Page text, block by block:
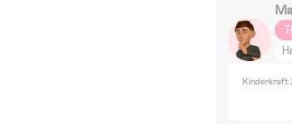
Kinderkraft